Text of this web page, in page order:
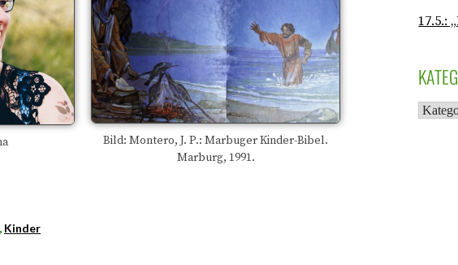
Bild: Montero, J. P.: Marbuger Kinder-Bibel.
Marburg, 1991.
, Kinder
17.5.: